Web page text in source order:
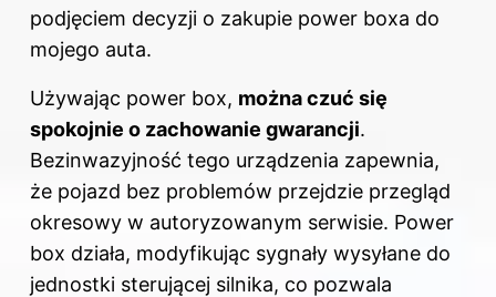
podjęciem decyzji o zakupie power boxa do
mojego auta.
Używając power box, można czuć się
spokojnie o zachowanie gwarancji.
Bezinwazyjność tego urządzenia zapewnia,
że pojazd bez problemów przejdzie przegląd
okresowy w autoryzowanym serwisie. Power
box działa, modyfikując sygnały wysyłane do
jednostki sterującej silnika, co pozwala